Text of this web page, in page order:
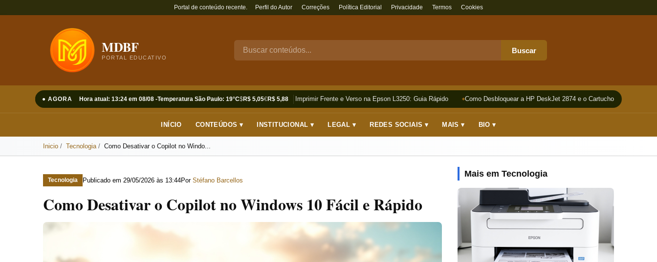
Portal de conteúdo recente. Perfil do Autor Correções Política Editorial Privacidade Termos Cookies
MDBF
PORTAL EDUCATIVO
Buscar
● AGORA Hora atual: 13:24 em 08/08 -Temperatura São Paulo: 19°C$R$ 5,05€R$ 5,88
Como Imprimir Frente e Verso na Epson L3250: Guia Rápido Como Desbloquear a HP DeskJet 2874 e o Cartucho
INÍCIO CONTEÚDOS ▾ INSTITUCIONAL ▾ LEGAL ▾ REDES SOCIAIS ▾ MAIS ▾ BIO ▾
Inicio Tecnologia Como Desativar o Copilot no Windo...
Tecnologia Publicado em 29/05/2026 às 13:44Por Stéfano Barcellos
Como Desativar o Copilot no Windows 10 Fácil e Rápido
Mais em Tecnologia